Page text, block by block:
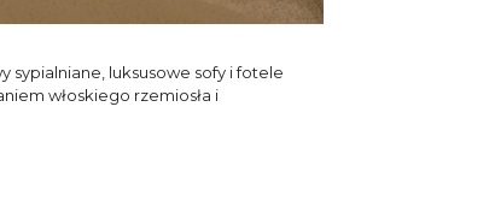
sypialniane, luksusowe sofy i fotele
włoskiego rzemiosła i